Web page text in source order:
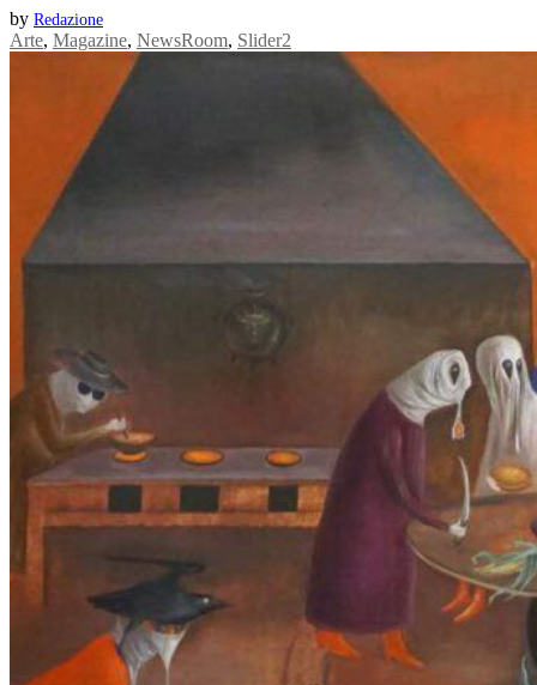
by Redazione
Arte, Magazine, NewsRoom, Slider2